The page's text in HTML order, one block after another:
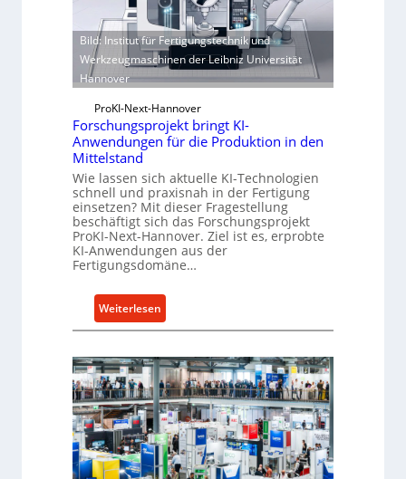
z
t
e
S
e
u
e
r
u
n
g
f
ü
R
a
i
d
a
-
M
a
s
Bild: Institut für Fertigungstechnik und
Werkzeugmaschinen der Leibniz Universität
Hannover
ProKI-Next-Hannover
Forschungsprojekt bringt KI-
Anwendungen für die Produktion in den
Mittelstand
Wie lassen sich aktuelle KI-Technologien
schnell und praxisnah in der Fertigung
einsetzen? Mit dieser Fragestellung
beschäftigt sich das Forschungsprojekt
ProKI-Next-Hannover. Ziel ist es, erprobte
KI-Anwendungen aus der
Fertigungsdomäne…
Weiterlesen:
F
r
s
c
h
u
n